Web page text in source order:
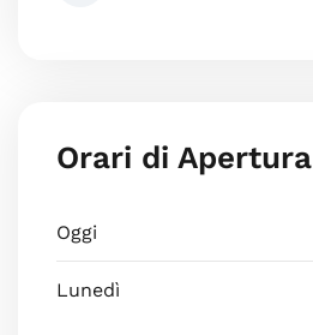
Orari di Apertura
Oggi
Lunedì